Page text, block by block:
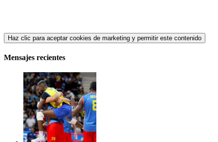
Haz clic para aceptar cookies de marketing y permitir este contenido
Mensajes recientes